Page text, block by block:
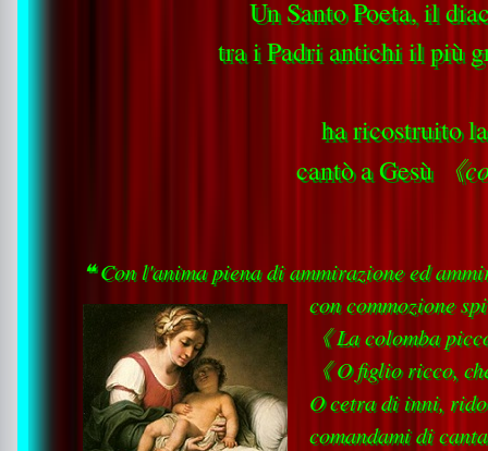
Un Santo Poeta, il
tra i Padri antichi il più
ha ricostruito
cantò a Gesù
《
❝ Con l'anima piena di ammirazione ed
con commozione
《 La colomba
《 O figlio ricco,
O cetra di inni,
comandami di